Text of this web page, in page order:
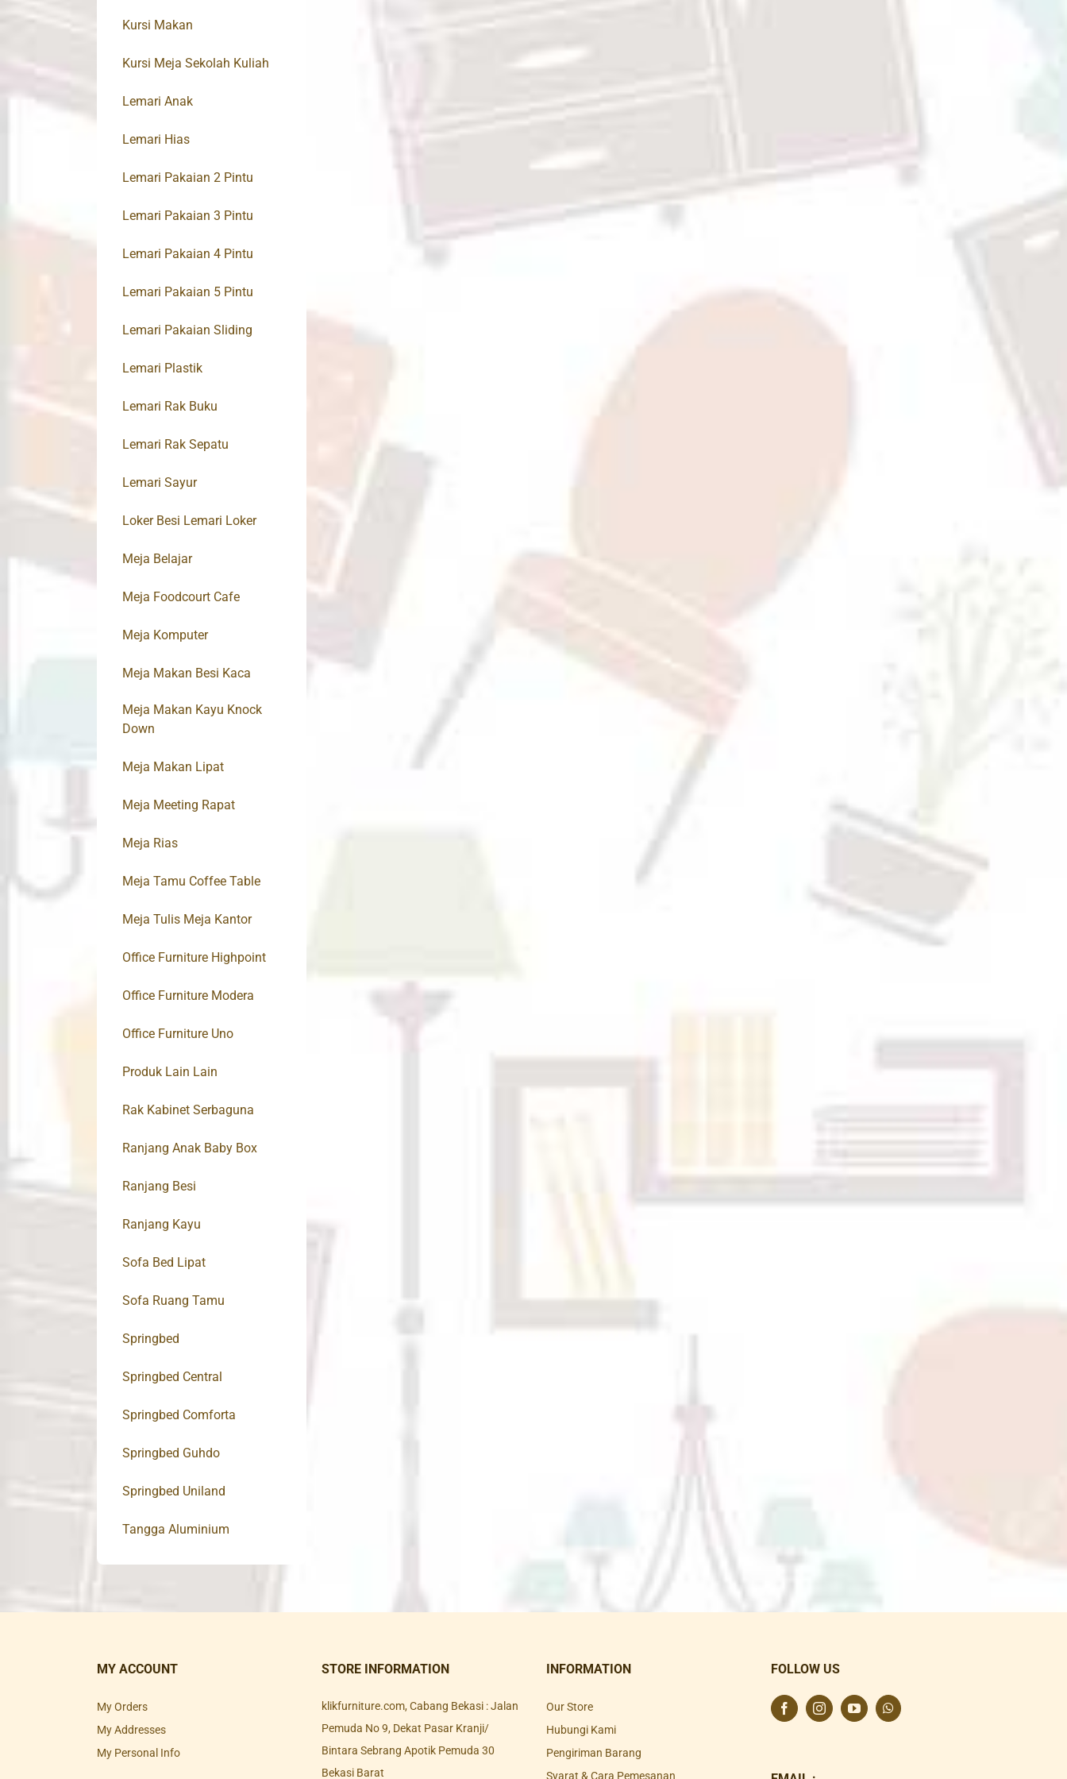
Kursi Makan
Kursi Meja Sekolah Kuliah
Lemari Anak
Lemari Hias
Lemari Pakaian 2 Pintu
Lemari Pakaian 3 Pintu
Lemari Pakaian 4 Pintu
Lemari Pakaian 5 Pintu
Lemari Pakaian Sliding
Lemari Plastik
Lemari Rak Buku
Lemari Rak Sepatu
Lemari Sayur
Loker Besi Lemari Loker
Meja Belajar
Meja Foodcourt Cafe
Meja Komputer
Meja Makan Besi Kaca
Meja Makan Kayu Knock
Down
Meja Makan Lipat
Meja Meeting Rapat
Meja Rias
Meja Tamu Coffee Table
Meja Tulis Meja Kantor
Office Furniture Highpoint
Office Furniture Modera
Office Furniture Uno
Produk Lain Lain
Rak Kabinet Serbaguna
Ranjang Anak Baby Box
Ranjang Besi
Ranjang Kayu
Sofa Bed Lipat
Sofa Ruang Tamu
Springbed
Springbed Central
Springbed Comforta
Springbed Guhdo
Springbed Uniland
Tangga Aluminium
MY ACCOUNT
My Orders
My Addresses
My Personal Info
STORE INFORMATION
klikfurniture.com, Cabang Bekasi : Jalan
Pemuda No 9, Dekat Pasar Kranji/
Bintara Sebrang Apotik Pemuda 30
Bekasi Barat
INFORMATION
Our Store
Hubungi Kami
Pengiriman Barang
Syarat & Cara Pemesanan
FOLLOW US